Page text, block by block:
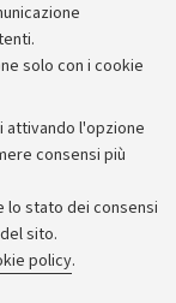
solo con i cookie
attivando l'opzione
consensi più
stato dei consensi
sito.
policy.